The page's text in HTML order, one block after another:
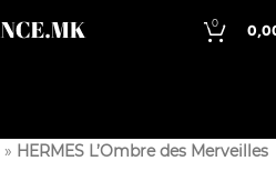
0
» HERMES L’Ombre des Merveilles